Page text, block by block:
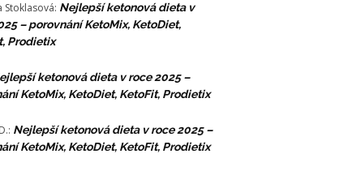
Stoklasová: Nejlepší ketonová dieta v
– porovnání KetoMix, KetoDiet,
Prodietix
ketonová dieta v roce 2025 –
KetoMix, KetoDiet, KetoFit, Prodietix
: Nejlepší ketonová dieta v roce 2025 –
KetoMix, KetoDiet, KetoFit, Prodietix